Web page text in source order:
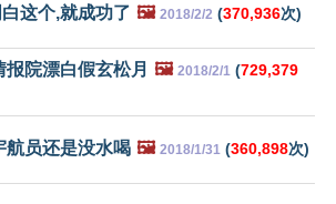
这个,就成功了 🖼️ 2018/2/2 (370,936次)
院漂白假玄松月 🖼️ 2018/2/1 (729,379
航员还是没水喝 🖼️ 2018/1/31 (360,898次)